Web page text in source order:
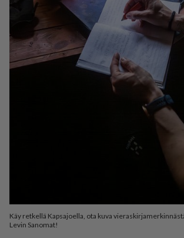
Käy retkellä Kapsajoella, ota kuva
Levin Sanomat!